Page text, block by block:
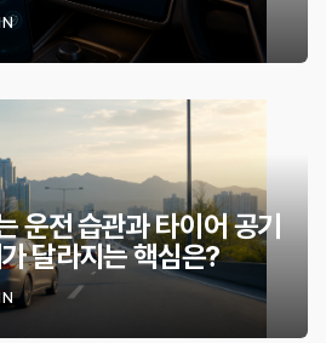
운전 습관과 타이어 공기
달라지는 핵심은?